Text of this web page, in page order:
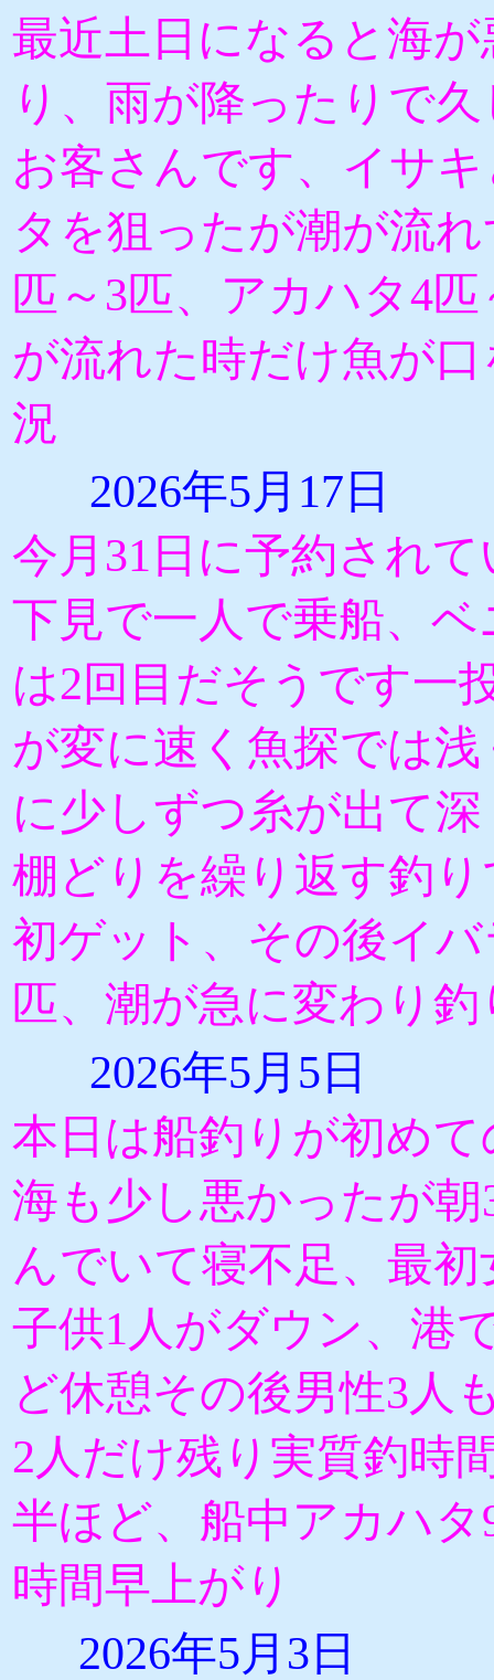
最近土日になると海
り、雨が降ったりで
お客さんです、イサ
タを狙ったが潮が流
匹～3匹、アカハタ4
が流れた時だけ魚が
況
2026年5月17日
今月31日に予約され
下見で一人で乗船、
は2回目だそうです一
が変に速く魚探では
に少しずつ糸が出て
棚どりを繰り返す釣り
初ゲット、その後イ
匹、潮が急に変わり
2026年5月5日
本日は船釣りが初めて
海も少し悪かったが
んでいて寝不足、最初
子供1人がダウン、港
ど休憩その後男性3人
2人だけ残り実質釣時
半ほど、船中アカハタ
時間早上がり
2026年5月3日